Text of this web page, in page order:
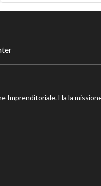
Imprenditoriale. Ha la